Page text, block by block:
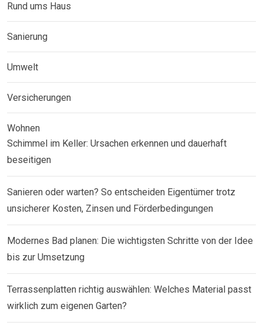
Rund ums Haus
Sanierung
Umwelt
Versicherungen
Wohnen
Schimmel im Keller: Ursachen erkennen und dauerhaft
beseitigen
Sanieren oder warten? So entscheiden Eigentümer trotz
unsicherer Kosten, Zinsen und Förderbedingungen
Modernes Bad planen: Die wichtigsten Schritte von der Idee
bis zur Umsetzung
Terrassenplatten richtig auswählen: Welches Material passt
wirklich zum eigenen Garten?